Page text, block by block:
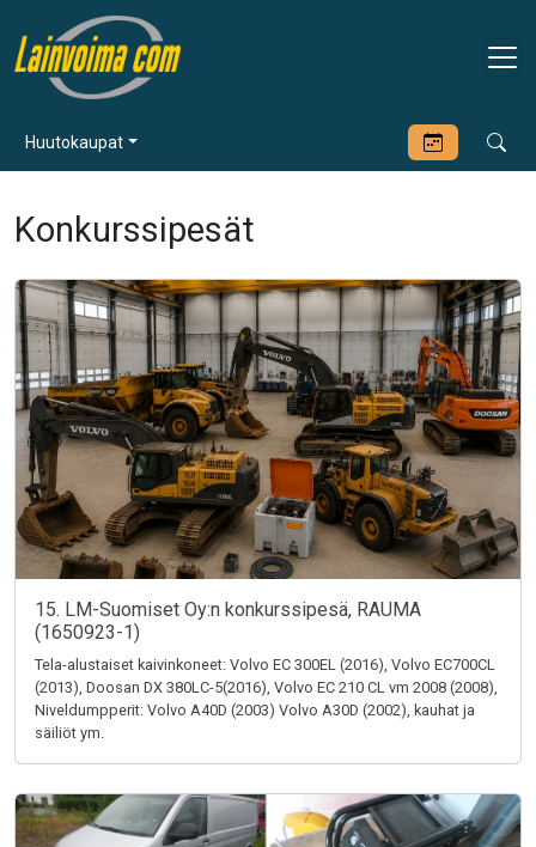
Huutokaupat
Konkurssipesät
15. LM-Suomiset Oy:n konkurssipesä, RAUMA
(1650923-1)
Tela-alustaiset kaivinkoneet: Volvo EC 300EL (2016), Volvo EC700CL
(2013), Doosan DX 380LC-5(2016), Volvo EC 210 CL vm 2008 (2008),
Niveldumpperit: Volvo A40D (2003) Volvo A30D (2002), kauhat ja
säiliöt ym.